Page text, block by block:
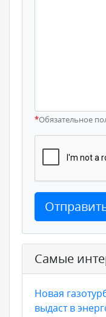
*Обязательное
Самые
Новая
выдаст в